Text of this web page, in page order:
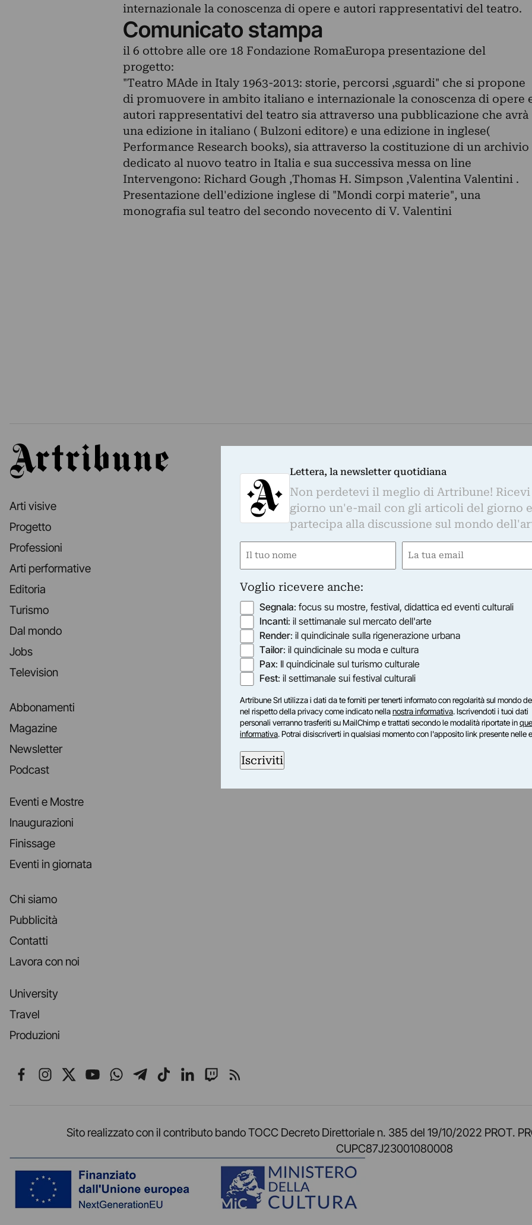
internazionale la conoscenza di opere e autori rappresentativi del teatro.
Comunicato stampa
il 6 ottobre alle ore 18 Fondazione RomaEuropa presentazione del
progetto:
"Teatro MAde in Italy 1963-2013: storie, percorsi ,sguardi" che si propone
di promuovere in ambito italiano e internazionale la conoscenza di opere
autori rappresentativi del teatro sia attraverso una pubblicazione che avrà
una edizione in italiano ( Bulzoni editore) e una edizione in inglese(
Performance Research books), sia attraverso la costituzione di un archivio
dedicato al nuovo teatro in Italia e sua successiva messa on line
Intervengono: Richard Gough ,Thomas H. Simpson ,Valentina Valentini .
Presentazione dell'edizione inglese di "Mondi corpi materie", una
monografia sul teatro del secondo novecento di V. Valentini
Artribune
Arti visive
Progetto
Professioni
Arti performative
Editoria
Turismo
Dal mondo
Jobs
Television
Abbonamenti
Magazine
Newsletter
Podcast
Eventi e Mostre
Inaugurazioni
Finissage
Eventi in giornata
Chi siamo
Pubblicità
Contatti
Lavora con noi
University
Travel
Produzioni
Seguici su Facebook
Seguici su Instagram
Seguici su X
Seguici su YouTube
Seguici su WhatsApp
Seguici su Telegram
Seguici su TikTok
Seguici su LinkedIn
Seguici su Twitch
Seguici su Rss
Sito realizzato con il contributo bando TOCC Decreto Direttoriale n. 385 del 19/10/2022 PROT.
CUPC87J23001080008
Lettera, la newsletter quotidiana
Non perdetevi il meglio di Artribune!
giorno un'e-mail con gli articoli del giorno
partecipa alla discussione sul mondo
Nome
Email
Voglio ricevere anche:
Segnala: focus su mostre, festival, didattica ed eventi culturali
Incanti: il settimanale sul mercato dell'arte
Render: il quindicinale sulla rigenerazione urbana
Tailor: il quindicinale su moda e cultura
Pax: Il quindicinale sul turismo culturale
Fest: il settimanale sui festival culturali
Artribune Srl utilizza i dati da te forniti per tenerti informato con regolarità sul mondo
nel rispetto della privacy come indicato nellanostra informativa. Iscrivendoti i tuoi dati
personali verranno trasferiti su MailChimp e trattati secondo le modalità riportate in
informativa. Potrai disiscriverti in qualsiasi momento con l'apposito link presente nelle
Iscriviti